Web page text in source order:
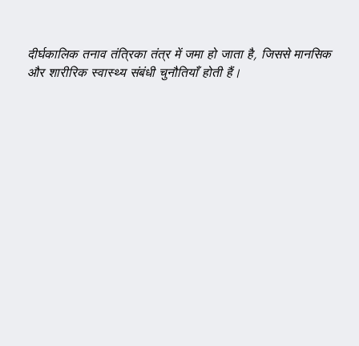
दीर्घकालिक तनाव तंत्रिका तंत्र में जमा हो जाता है, जिससे मानसिक
और शारीरिक स्वास्थ्य संबंधी चुनौतियाँ होती हैं।